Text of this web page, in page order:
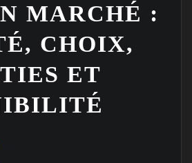
MARCHÉ :
CHOIX,
ET